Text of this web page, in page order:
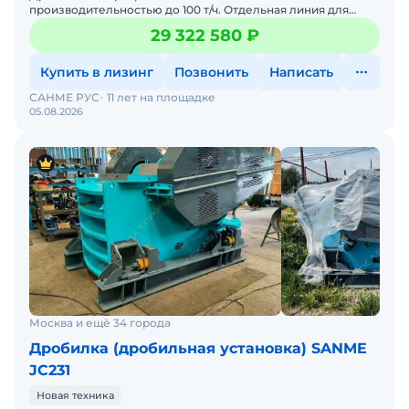
производительностью до 100 т/ч. Отдельная линия для
получения узких фракций кубовидного щебня с
лещадностью до 10% ( 1-группа Г
29 322 580 ₽
Купить в лизинг Позвонить Написать
05.08.2026
САНМЕ РУС 11 лет на площадке
Москва и ещё 34 города
Дробилка (дробильная установка) SANME
JC231
Новая техника